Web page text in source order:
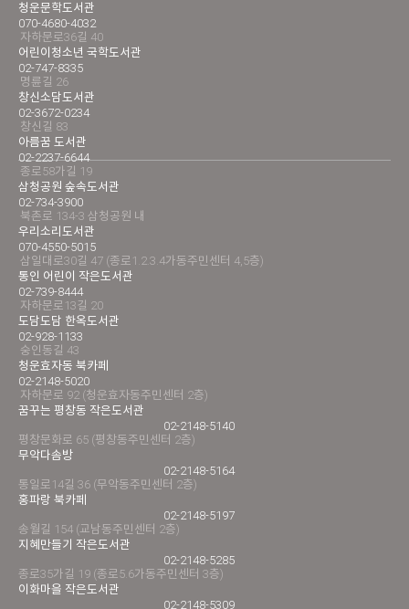
청운문학도서관
070-4680-4032
자하문로36길 40
어린이청소년 국학도서관
02-747-8335
명륜길 26
창신소담도서관
02-3672-0234
창신길 83
아름꿈 도서관
02-2237-6644
종로58가길 19
삼청공원 숲속도서관
02-734-3900
북촌로 134-3 삼청공원 내
우리소리도서관
070-4550-5015
삼일대로30길 47 (종로1.2.3.4가동주민센터 4,5층)
통인 어린이 작은도서관
02-739-8444
자하문로13길 20
도담도담 한옥도서관
02-928-1133
숭인동길 43
청운효자동 북카페
02-2148-5020
자하문로 92 (청운효자동주민센터 2층)
꿈꾸는 평창동 작은도서관
02-2148-5140
평창문화로 65 (평창동주민센터 2층)
무악다솜방
02-2148-5164
통일로14길 36 (무악동주민센터 2층)
홍파랑 북카페
02-2148-5197
송월길 154 (교남동주민센터 2층)
지혜만들기 작은도서관
02-2148-5285
종로35가길 19 (종로5.6가동주민센터 3층)
이화마을 작은도서관
02-2148-5309